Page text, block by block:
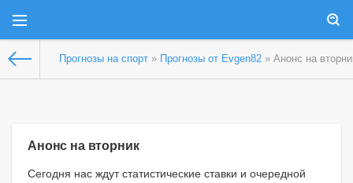
Прогнозы на спорт » Прогнозы от Evgen82 » Анонс на
Анонс на вторник
Сегодня нас ждут статистические ставки и очередной